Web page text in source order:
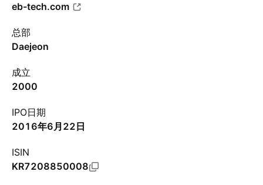
eb-tech.com
总部
Daejeon
成立
2000
IPO日期
2016年6月22日
ISIN
KR7208850008